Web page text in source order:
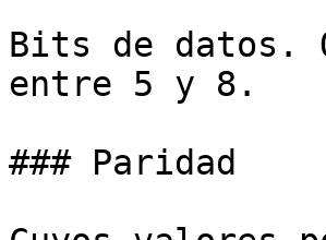
Bits de datos.
entre 5 y 8.
### Paridad